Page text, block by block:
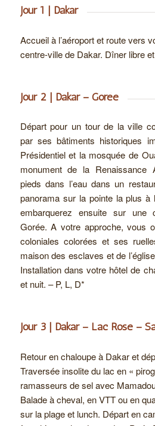
Jour 1 | Dakar
Accueil à l’aéroport et route vers
centre-ville de Dakar. Dîner libre
Jour 2 | Dakar – Gorée
Départ pour un tour de la ville
par ses bâtiments historiques
Présidentiel et la mosquée de
monument de la Renaissance
pieds dans l’eau dans un
panorama sur la pointe la plus à
embarquerez ensuite sur une
Gorée. A votre approche, vous
coloniales colorées et ses
maison des esclaves et de
Installation dans votre hôtel de
et nuit. – P, L, D*
Jour 3 | Dakar – Lac Rose –
Retour en chaloupe à Dakar et
Traversée insolite du lac en «
ramasseurs de sel avec
Balade à cheval, en VTT ou en
sur la plage et lunch. Départ en